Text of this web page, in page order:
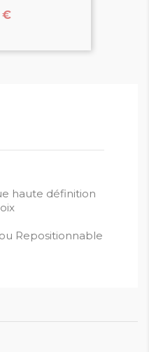
€
haute définition
Repositionnable